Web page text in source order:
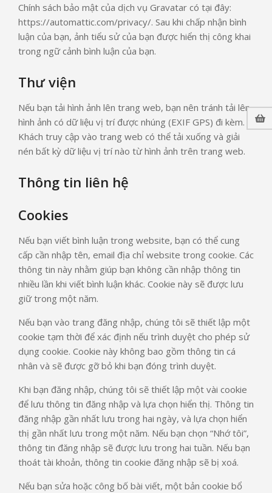
Chính sách bảo mật của dịch vụ Gravatar có tại đây:
https://automattic.com/privacy/. Sau khi chấp nhận bình
luận của bạn, ảnh tiểu sử của bạn được hiển thị công khai
trong ngữ cảnh bình luận của bạn.
Thư viện
Nếu bạn tải hình ảnh lên trang web, bạn nên tránh tải lên
hình ảnh có dữ liệu vị trí được nhúng (EXIF GPS) đi kèm.
Khách truy cập vào trang web có thể tải xuống và giải
nén bất kỳ dữ liệu vị trí nào từ hình ảnh trên trang web.
Thông tin liên hệ
Cookies
Nếu bạn viết bình luận trong website, bạn có thể cung
cấp cần nhập tên, email địa chỉ website trong cookie. Các
thông tin này nhằm giúp bạn không cần nhập thông tin
nhiều lần khi viết bình luận khác. Cookie này sẽ được lưu
giữ trong một năm.
Nếu bạn vào trang đăng nhập, chúng tôi sẽ thiết lập một
cookie tạm thời để xác định nếu trình duyệt cho phép sử
dụng cookie. Cookie này không bao gồm thông tin cá
nhân và sẽ được gỡ bỏ khi bạn đóng trình duyệt.
Khi bạn đăng nhập, chúng tôi sẽ thiết lập một vài cookie
để lưu thông tin đăng nhập và lựa chọn hiển thị. Thông tin
đăng nhập gần nhất lưu trong hai ngày, và lựa chọn hiển
thị gần nhất lưu trong một năm. Nếu bạn chọn “Nhớ tôi”,
thông tin đăng nhập sẽ được lưu trong hai tuần. Nếu bạn
thoát tài khoản, thông tin cookie đăng nhập sẽ bị xoá.
Nếu bạn sửa hoặc công bố bài viết, một bản cookie bổ